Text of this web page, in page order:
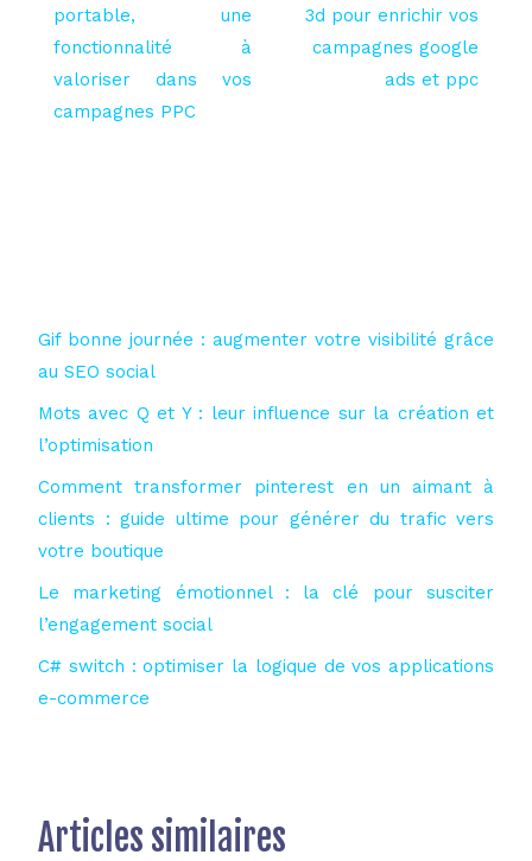
portable, une
fonctionnalité à
valoriser dans vos
campagnes PPC
3d pour enrichir vos
campagnes google
ads et ppc
Gif bonne journée : augmenter votre visibilité grâce
au SEO social
Mots avec Q et Y : leur influence sur la création et
l’optimisation
Comment transformer pinterest en un aimant à
clients : guide ultime pour générer du trafic vers
votre boutique
Le marketing émotionnel : la clé pour susciter
l’engagement social
C# switch : optimiser la logique de vos applications
e-commerce
Articles similaires